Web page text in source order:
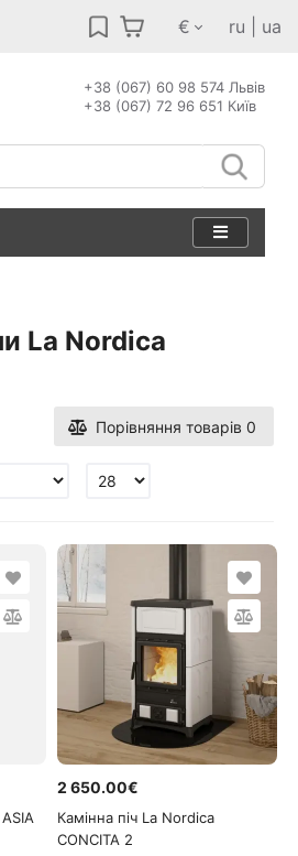
€ ru ua
+38 (067) 60 98 574 Львів
+38 (067) 72 96 651 Київ
La Nordica
Порівняння товарів 0
2 650.00€
Камінна піч La Nordica
CONCITA 2